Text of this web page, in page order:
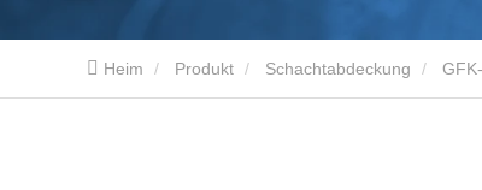
Heim Produkt Schachtabdeckung